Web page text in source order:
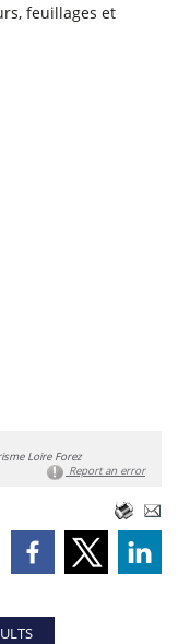
feuillages et
Loire Forez
Report an error